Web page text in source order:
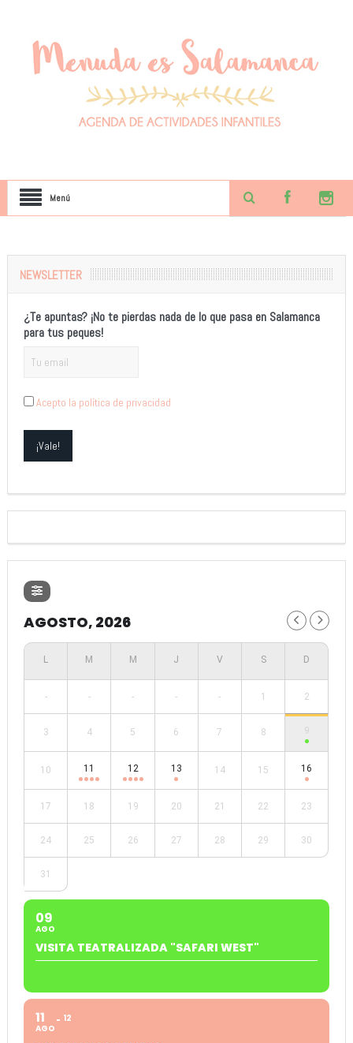
Menú
NEWSLETTER
¿Te apuntas? ¡No te pierdas nada de lo que pasa en Salamanca
para tus peques!
Acepto la política de privacidad
AGOSTO, 2026
- - - - - 1 2
3 4 5 6 7 8 9
10 11 12 13 14 15 16
17 18 19 20 21 22 23
24 25 26 27 28 29 30
31
09
AGO
VISITA TEATRALIZADA "SAFARI WEST"
11
AGO
12